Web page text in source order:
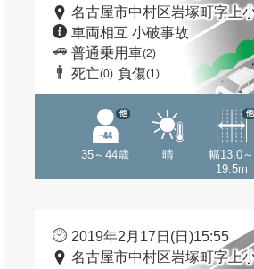
名古屋市中村区岩塚町字上
車両相互 小破事故
普通乗用車(2)
死亡(0) 負傷(1)
35～44歳
他
晴
幅13.0～
19.5m
他
2019年2月17日(日)15:55
名古屋市中村区岩塚町字上